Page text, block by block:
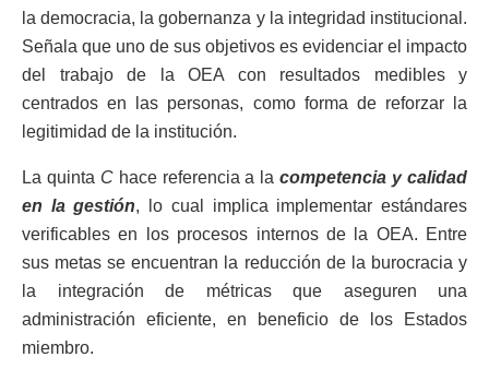
la democracia, la gobernanza y la integridad institucional.
Señala que uno de sus objetivos es evidenciar el impacto
del trabajo de la OEA con resultados medibles y
centrados en las personas, como forma de reforzar la
legitimidad de la institución.
La quinta Chace referencia a lacompetencia y calidad
en la gestión, lo cual implica implementar estándares
verificables en los procesos internos de la OEA. Entre
sus metas se encuentran la reducción de la burocracia y
la integración de métricas que aseguren una
administración eficiente, en beneficio de los Estados
miembro.